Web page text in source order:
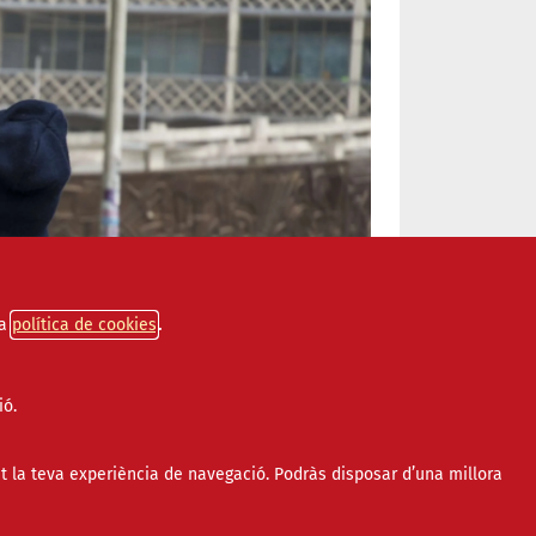
política de cookies
teva experiència de navegació. Podràs disposar d’una millora